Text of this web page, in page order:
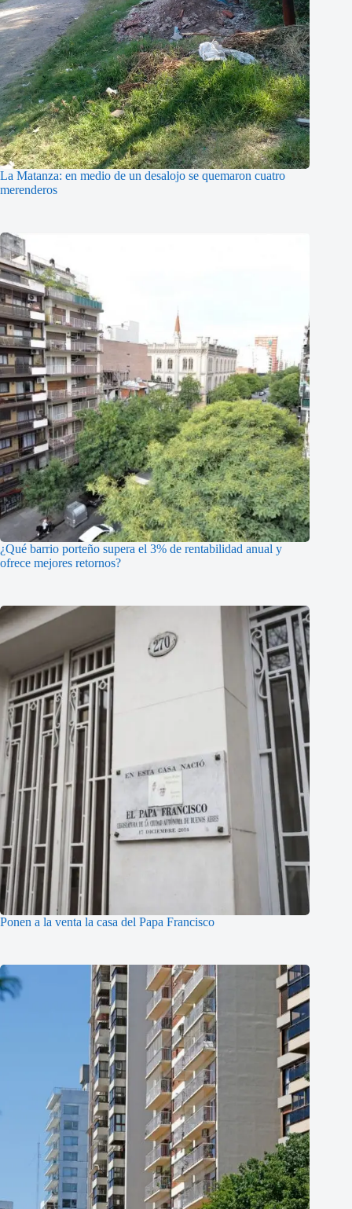
La Matanza: en medio de un desalojo se quemaron cuatro
merenderos
¿Qué barrio porteño supera el 3% de rentabilidad anual y
ofrece mejores retornos?
Ponen a la venta la casa del Papa Francisco